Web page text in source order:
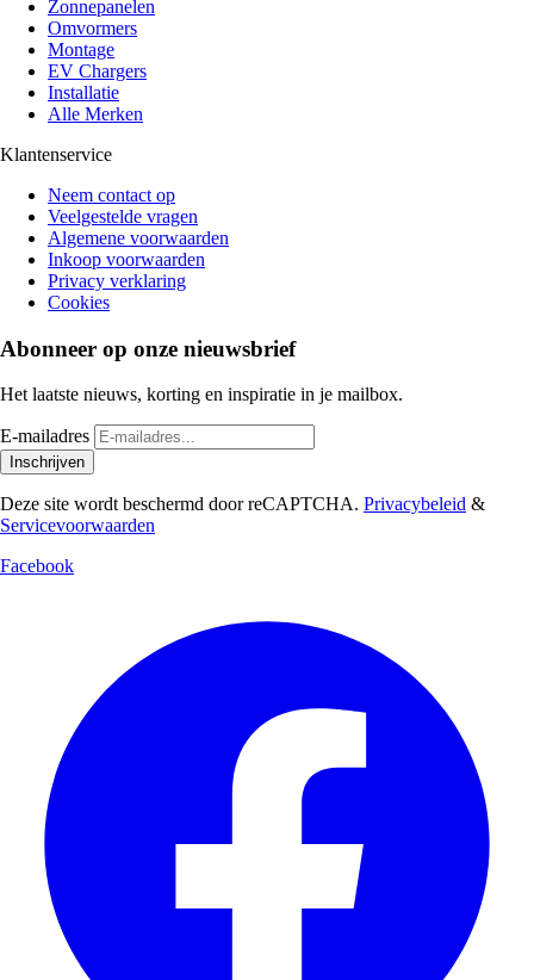
Zonnepanelen
Omvormers
Montage
EV Chargers
Installatie
Alle Merken
Klantenservice
Neem contact op
Veelgestelde vragen
Algemene voorwaarden
Inkoop voorwaarden
Privacy verklaring
Cookies
Abonneer op onze nieuwsbrief
Het laatste nieuws, korting en inspiratie in je mailbox.
E-mailadres
Inschrijven
Deze site wordt beschermd door reCAPTCHA. Privacybeleid &
Servicevoorwaarden
Facebook